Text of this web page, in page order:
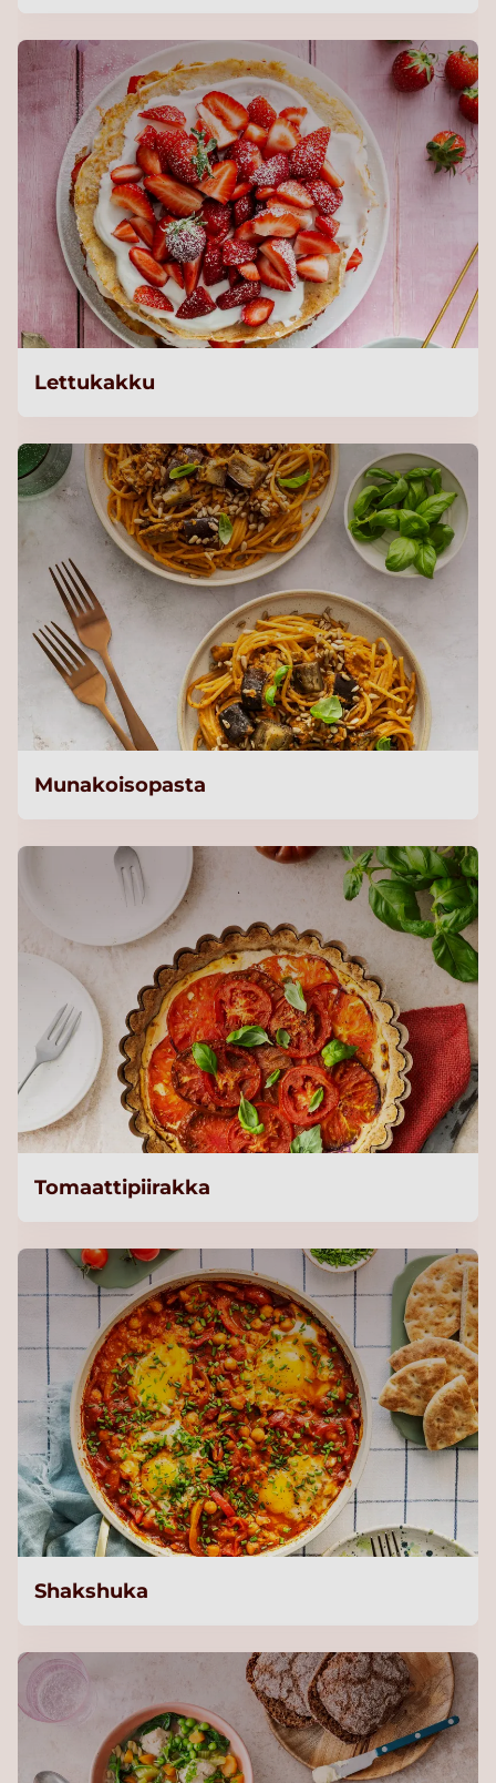
Lettukakku
Munakoisopasta
Tomaattipiirakka
Shakshuka